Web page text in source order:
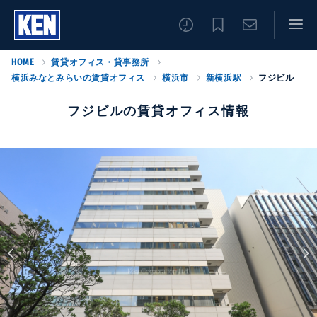
HOME
賃貸オフィス・貸事務所
横浜みなとみらいの賃貸オフィス
横浜市 新横浜駅 フジビル
フジビルの賃貸オフィス情報